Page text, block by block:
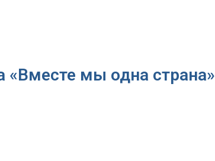
«Вместе мы одна страна»